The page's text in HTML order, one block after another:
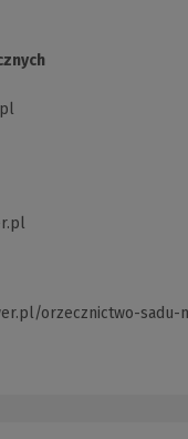
orzecznictwo-sadu-